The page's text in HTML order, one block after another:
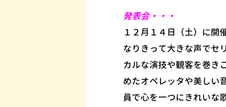
発表会・・・
１２月１４日（土）に開
なりきって大きな声でセ
カルな演技や観客を巻き
めたオペレッタや美しい
員で心を一つにきれいな